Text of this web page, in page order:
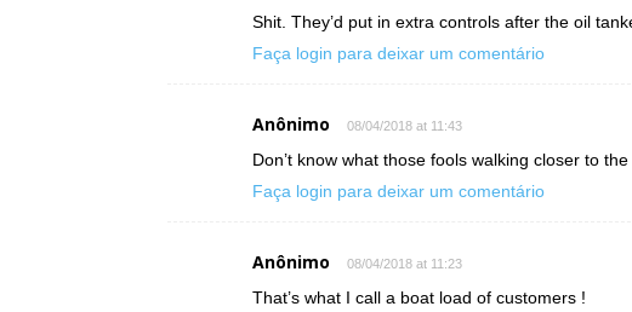
Shit. They’d put in extra controls after the oil
Faça login para deixar um comentário
Anônimo 08/04/2018 at 11:43
Don’t know what those fools walking closer to
Faça login para deixar um comentário
Anônimo 08/04/2018 at 11:23
That’s what I call a boat load of customers !